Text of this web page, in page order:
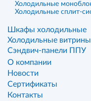
Холодильные
Холодильные сплит-
Шкафы холодильные
Холодильные витрины
Сэндвич-панели ППУ
О компании
Новости
Сертификаты
Контакты